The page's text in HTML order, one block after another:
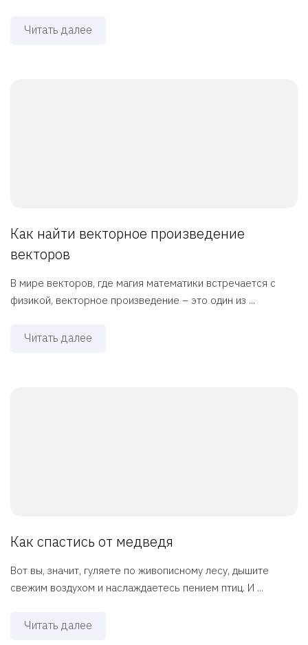
Читать далее
Как найти векторное произведение
векторов
В мире векторов, где магия математики встречается с
физикой, векторное произведение – это один из ...
Читать далее
Как спастись от медведя
Вот вы, значит, гуляете по живописному лесу, дышите
свежим воздухом и наслаждаетесь пением птиц. И ...
Читать далее